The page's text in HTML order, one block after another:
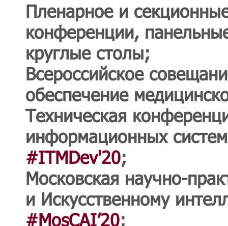
Пленарное и
конференции,
круглые столы;
Всероссийское
обеспечение
Техническая
информационных
#ITMDev'20;
Московская научно-
и Искусственному
#MosCAI’20;